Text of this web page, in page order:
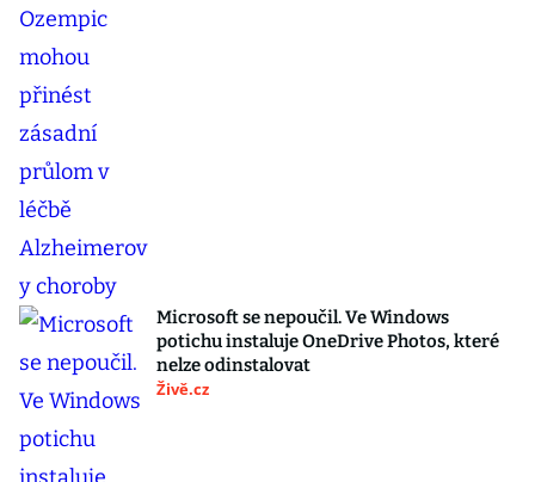
Microsoft se nepoučil. Ve Windows
potichu instaluje OneDrive Photos, které
nelze odinstalovat
Živě.cz